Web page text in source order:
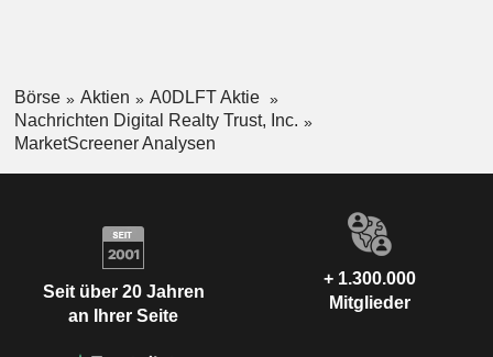
Börse Aktien
A0DLFT Aktie
Nachrichten Digital Realty Trust, Inc.
MarketScreener Analysen
Seit über 20 Jahren
an Ihrer Seite
+ 1.300.000
Mitglieder